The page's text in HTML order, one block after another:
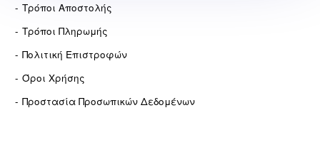
Τρόποι Αποστολής
Τρόποι Πληρωμής
Πολιτική Επιστροφών
Όροι Χρήσης
Προστασία Προσωπικών Δεδομένων